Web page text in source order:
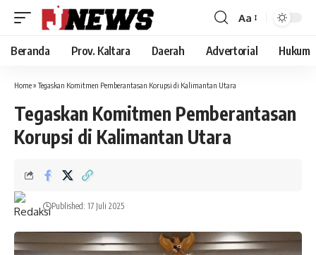
Font
Resizer
Aa
Beranda Prov. Kaltara Daerah Advertorial Hukum
Home»Tegaskan Komitmen Pemberantasan Korupsi di Kalimantan Utara
Tegaskan Komitmen Pemberantasan
Korupsi di Kalimantan Utara
Published: 17 Juli 2025